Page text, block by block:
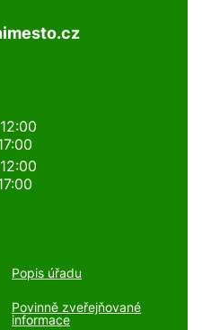
Popis úřadu
Povinně zveřejňované
informace